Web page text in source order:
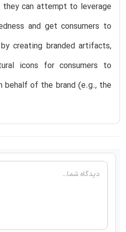
they can attempt to leverage
and get consumers to
creating branded artifacts,
icons for consumers to
behalf of the brand (e.g., the